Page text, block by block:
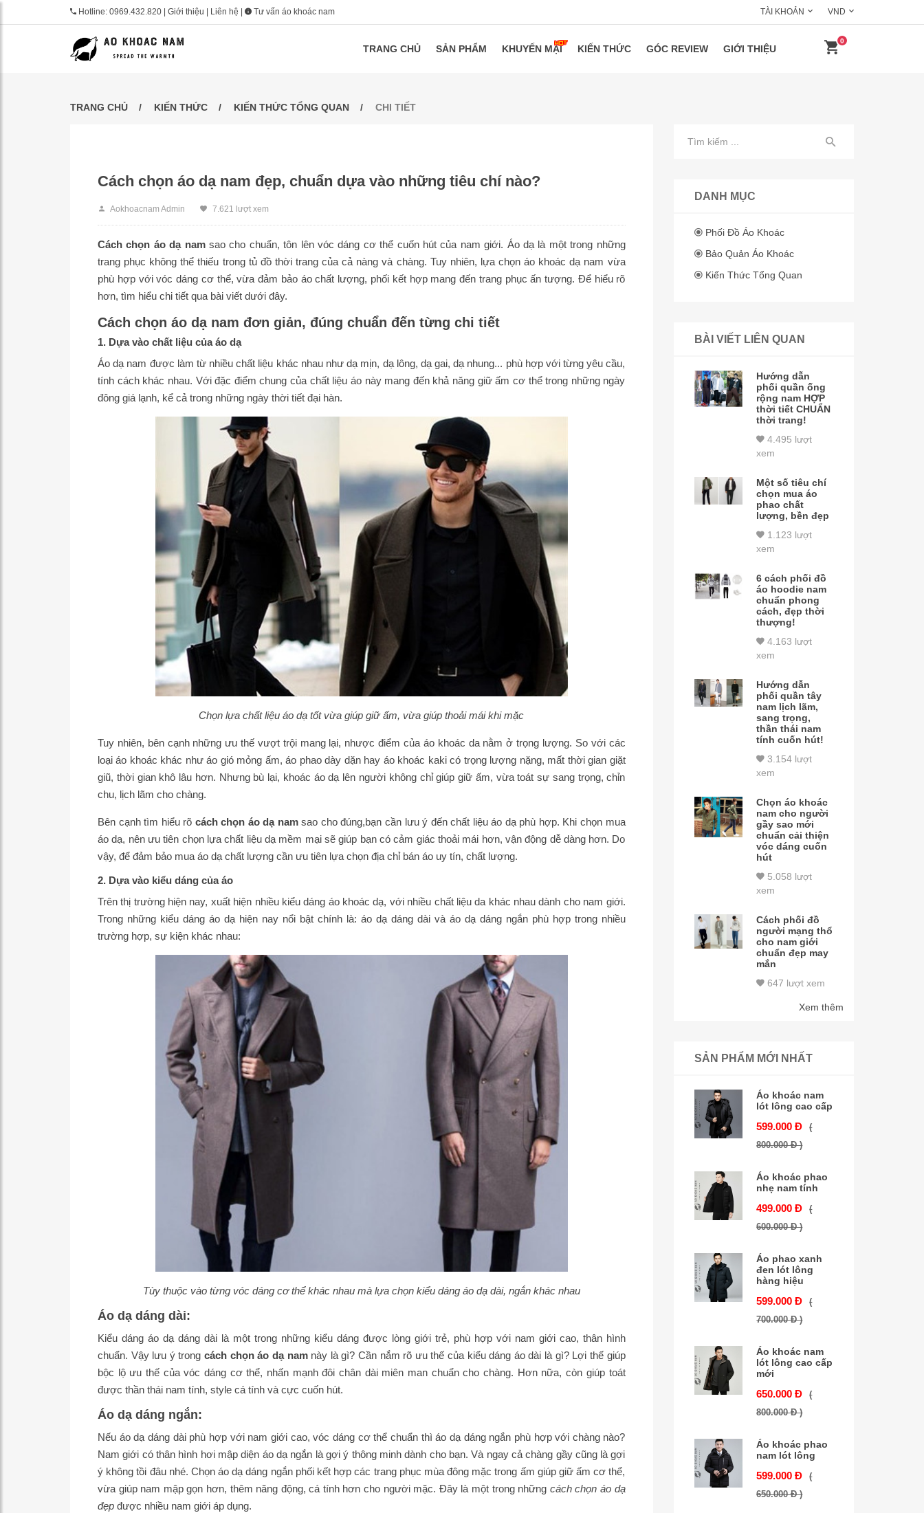
Hotline: 0969.432.820 Giới thiệu Liên hệ Tư vấn áo khoác nam TÀI KHOẢN VND
TRANG CHỦ SẢN PHẨM KHUYẾN MẠI KIẾN THỨC GÓC REVIEW GIỚI THIỆU
0
TRANG CHỦ KIẾN THỨC KIẾN THỨC TỔNG QUAN CHI TIẾT
Cách chọn áo dạ nam đẹp, chuẩn dựa vào những tiêu chí nào?
Aokhoacnam Admin 7.621 lượt xem
Cách chọn áo dạ namsao cho chuẩn, tôn lên vóc dáng cơ thể cuốn hút của nam giới. Áo dạ là một trong những
trang phục không thể thiếu trong tủ đồ thời trang của cả nàng và chàng. Tuy nhiên, lựa chọn áo khoác dạ nam vừa
phù hợp với vóc dáng cơ thể, vừa đảm bảo áo chất lượng, phối kết hợp mang đến trang phục ấn tượng. Để hiểu rõ
hơn, tìm hiểu chi tiết qua bài viết dưới đây.
Cách chọn áo dạ nam đơn giản, đúng chuẩn đến từng chi tiết
1. Dựa vào chất liệu của áo dạ
Áo dạ nam được làm từ nhiều chất liệu khác nhau như dạ mịn, dạ lông, dạ gai, dạ nhung... phù hợp với từng yêu cầu,
tính cách khác nhau. Với đặc điểm chung của chất liệu áo này mang đến khả năng giữ ấm cơ thể trong những ngày
đông giá lạnh, kể cả trong những ngày thời tiết đại hàn.
Chọn lựa chất liệu áo dạ tốt vừa giúp giữ ấm, vừa giúp thoải mái khi mặc
Tuy nhiên, bên cạnh những ưu thế vượt trội mang lại, nhược điểm của áo khoác da nằm ở trọng lượng. So với các
loại áo khoác khác như áo gió mỏng ấm, áo phao dày dặn hay áo khoác kaki có trọng lượng nặng, mất thời gian giặt
giũ, thời gian khô lâu hơn. Nhưng bù lại, khoác áo dạ lên người không chỉ giúp giữ ấm, vừa toát sự sang trọng, chỉn
chu, lịch lãm cho chàng.
Bên cạnh tìm hiểu rõ cách chọn áo dạ namsao cho đúng,bạn cần lưu ý đến chất liệu áo dạ phù hợp. Khi chọn mua
áo dạ, nên ưu tiên chọn lựa chất liệu dạ mềm mại sẽ giúp bạn có cảm giác thoải mái hơn, vận động dễ dàng hơn. Do
vậy, để đảm bảo mua áo dạ chất lượng cần ưu tiên lựa chọn địa chỉ bán áo uy tín, chất lượng.
2. Dựa vào kiểu dáng của áo
Trên thị trường hiện nay, xuất hiện nhiều kiểu dáng áo khoác dạ, với nhiều chất liệu da khác nhau dành cho nam giới.
Trong những kiểu dáng áo dạ hiện nay nổi bật chính là: áo dạ dáng dài và áo dạ dáng ngắn phù hợp trong nhiều
trường hợp, sự kiện khác nhau:
Tùy thuộc vào từng vóc dáng cơ thể khác nhau mà lựa chọn kiểu dáng áo dạ dài, ngắn khác nhau
Áo dạ dáng dài:
Kiểu dáng áo dạ dáng dài là một trong những kiểu dáng được lòng giới trẻ, phù hợp với nam giới cao, thân hình
chuẩn. Vậy lưu ý trongcách chọn áo dạ nam này là gì? Cần nắm rõ ưu thế của kiểu dáng áo dài là gì? Lợi thế giúp
bộc lộ ưu thế của vóc dáng cơ thể, nhấn mạnh đôi chân dài miên man chuẩn cho chàng. Hơn nữa, còn giúp toát
được thần thái nam tính, style cá tính và cực cuốn hút.
Áo dạ dáng ngắn:
Nếu áo dạ dáng dài phù hợp với nam giới cao, vóc dáng cơ thể chuẩn thì áo dạ dáng ngắn phù hợp với chàng nào?
Nam giới có thân hình hơi mập diện áo dạ ngắn là gợi ý thông minh dành cho bạn. Và ngay cả chàng gầy cũng là gợi
ý không tồi đâu nhé. Chọn áo dạ dáng ngắn phối kết hợp các trang phục mùa đông mặc trong ấm giúp giữ ấm cơ thể,
vừa giúp nam mập gọn hơn, thêm năng động, cá tính hơn cho người mặc. Đây là một trong những cách chọn áo dạ
đẹp được nhiều nam giới áp dụng.
DANH MỤC
Phối Đồ Áo Khoác
Bảo Quản Áo Khoác
Kiến Thức Tổng Quan
BÀI VIẾT LIÊN QUAN
Hướng dẫn
phối quần ống
rộng nam HỢP
thời tiết CHUẨN
thời trang!
4.495 lượt
xem
Một số tiêu chí
chọn mua áo
phao chất
lượng, bền đẹp
1.123 lượt
xem
6 cách phối đồ
áo hoodie nam
chuẩn phong
cách, đẹp thời
thượng!
4.163 lượt
xem
Hướng dẫn
phối quần tây
nam lịch lãm,
sang trọng,
thần thái nam
tính cuốn hút!
3.154 lượt
xem
Chọn áo khoác
nam cho người
gầy sao mới
chuẩn cải thiện
vóc dáng cuốn
hút
5.058 lượt
xem
Cách phối đồ
người mạng thổ
cho nam giới
chuẩn đẹp may
mắn
647 lượt xem
Xem thêm
SẢN PHẨM MỚI NHẤT
Áo khoác nam
lót lông cao cấp
599.000 Đ
(
800.000 Đ )
Áo khoác phao
nhẹ nam tính
499.000 Đ
(
600.000 Đ )
Áo phao xanh
đen lót lông
hàng hiệu
599.000 Đ
(
700.000 Đ )
Áo khoác nam
lót lông cao cấp
mới
650.000 Đ
(
800.000 Đ )
Áo khoác phao
nam lót lông
599.000 Đ
(
650.000 Đ )